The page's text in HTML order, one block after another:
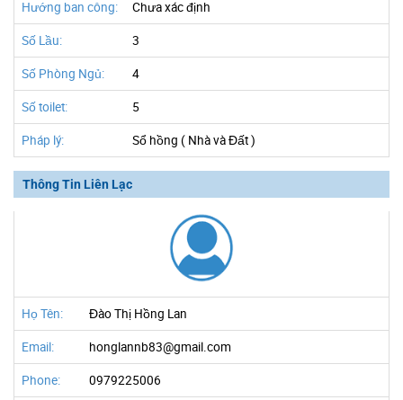
Hướng ban công: Chưa xác định
Số Lầu: 3
Số Phòng Ngủ: 4
Số toilet: 5
Pháp lý: Sổ hồng ( Nhà và Đất )
Thông Tin Liên Lạc
Họ Tên: Đào Thị Hồng Lan
Email: honglannb83@gmail.com
Phone: 0979225006